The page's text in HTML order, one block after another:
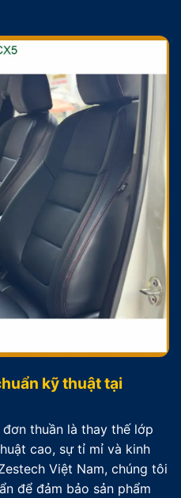
kỹ thuật tại
thuần là thay thế lớp
cao, sự tỉ mỉ và kinh
Việt Nam, chúng tôi
để đảm bảo sản phẩm